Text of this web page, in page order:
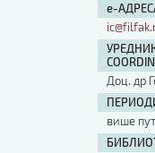
е-
Доц. др
више